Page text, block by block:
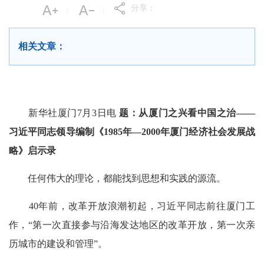
分享：
相关文章：
新华社厦门7月3日电题：从厦门之兴看中国之治——
习近平同志领导编制《1985年—2000年厦门经济社会发展战
略》启示录
任何伟大的理论，都能找到思想和实践的源流。
40年前，改革开放浪潮初起，习近平同志前往厦门工
作，“第一次直接参与沿海发达地区的改革开放，第一次亲
历城市的建设和管理”。